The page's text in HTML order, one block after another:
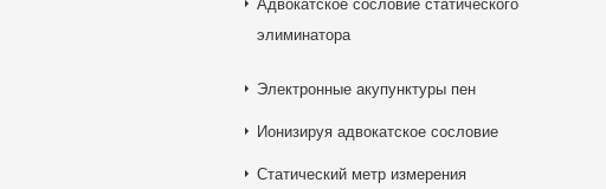
Адвокатское сословие статического
элиминатора
Электронные акупунктуры пен
Ионизируя адвокатское сословие
Статический метр измерения